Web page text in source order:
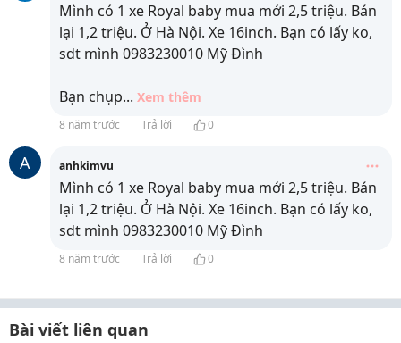
Mình có 1 xe Royal baby mua mới 2,5 triệu. Bán
lại 1,2 triệu. Ở Hà Nội. Xe 16inch. Bạn có lấy ko,
sdt mình 0983230010 Mỹ Đình
Bạn chụp... Xem thêm
8 năm trước Trả lời 0
A anhkimvu
Mình có 1 xe Royal baby mua mới 2,5 triệu. Bán
lại 1,2 triệu. Ở Hà Nội. Xe 16inch. Bạn có lấy ko,
sdt mình 0983230010 Mỹ Đình
8 năm trước Trả lời 0
Bài viết liên quan